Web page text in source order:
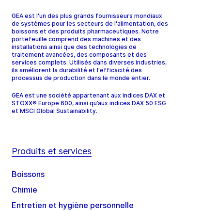
GEA est l'un des plus grands fournisseurs mondiaux
de systèmes pour les secteurs de l'alimentation, des
boissons et des produits pharmaceutiques. Notre
portefeuille comprend des machines et des
installations ainsi que des technologies de
traitement avancées, des composants et des
services complets. Utilisés dans diverses industries,
ils améliorent la durabilité et l'efficacité des
processus de production dans le monde entier.
GEA est une société appartenant aux indices DAX et
STOXX® Europe 600, ainsi qu’aux indices DAX 50 ESG
et MSCI Global Sustainability.
Produits et services
Boissons
Chimie
Entretien et hygiène personnelle